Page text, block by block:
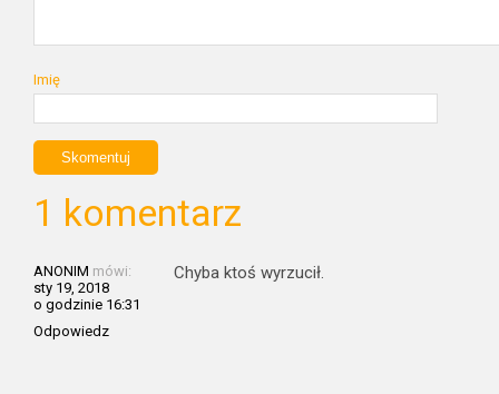
Imię
1 komentarz
ANONIM mówi:
sty 19, 2018
o godzinie 16:31
Odpowiedz
Chyba ktoś wyrzucił.